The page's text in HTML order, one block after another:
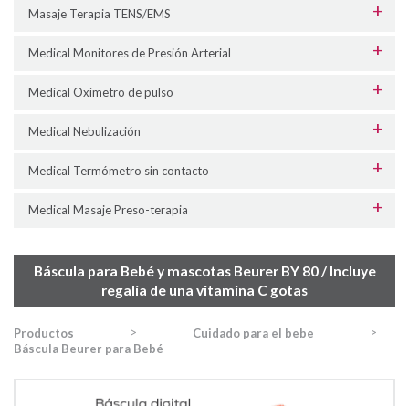
Masaje Terapia TENS/EMS
Medical Monitores de Presión Arterial
Medical Oxímetro de pulso
Medical Nebulización
Medical Termómetro sin contacto
Medical Masaje Preso-terapia
Báscula para Bebé y mascotas Beurer BY 80 / Incluye
regalía de una vitamina C gotas
Productos > Cuidado para el bebe
>
Báscula Beurer para Bebé